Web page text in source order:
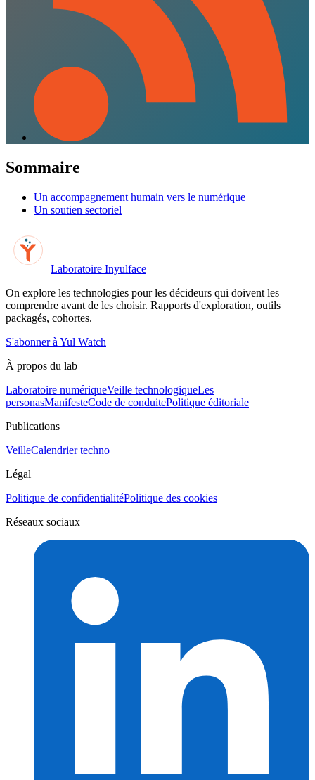
Sommaire
Un accompagnement humain vers le numérique
Un soutien sectoriel
Laboratoire Inyulface
On explore les technologies pour les décideurs qui doivent les
comprendre avant de les choisir. Rapports d'exploration, outils
packagés, cohortes.
S'abonner à Yul Watch
À propos du lab
Laboratoire numériqueVeille technologiqueLes
personasManifesteCode de conduitePolitique éditoriale
Publications
VeilleCalendrier techno
Légal
Politique de confidentialitéPolitique des cookies
Réseaux sociaux